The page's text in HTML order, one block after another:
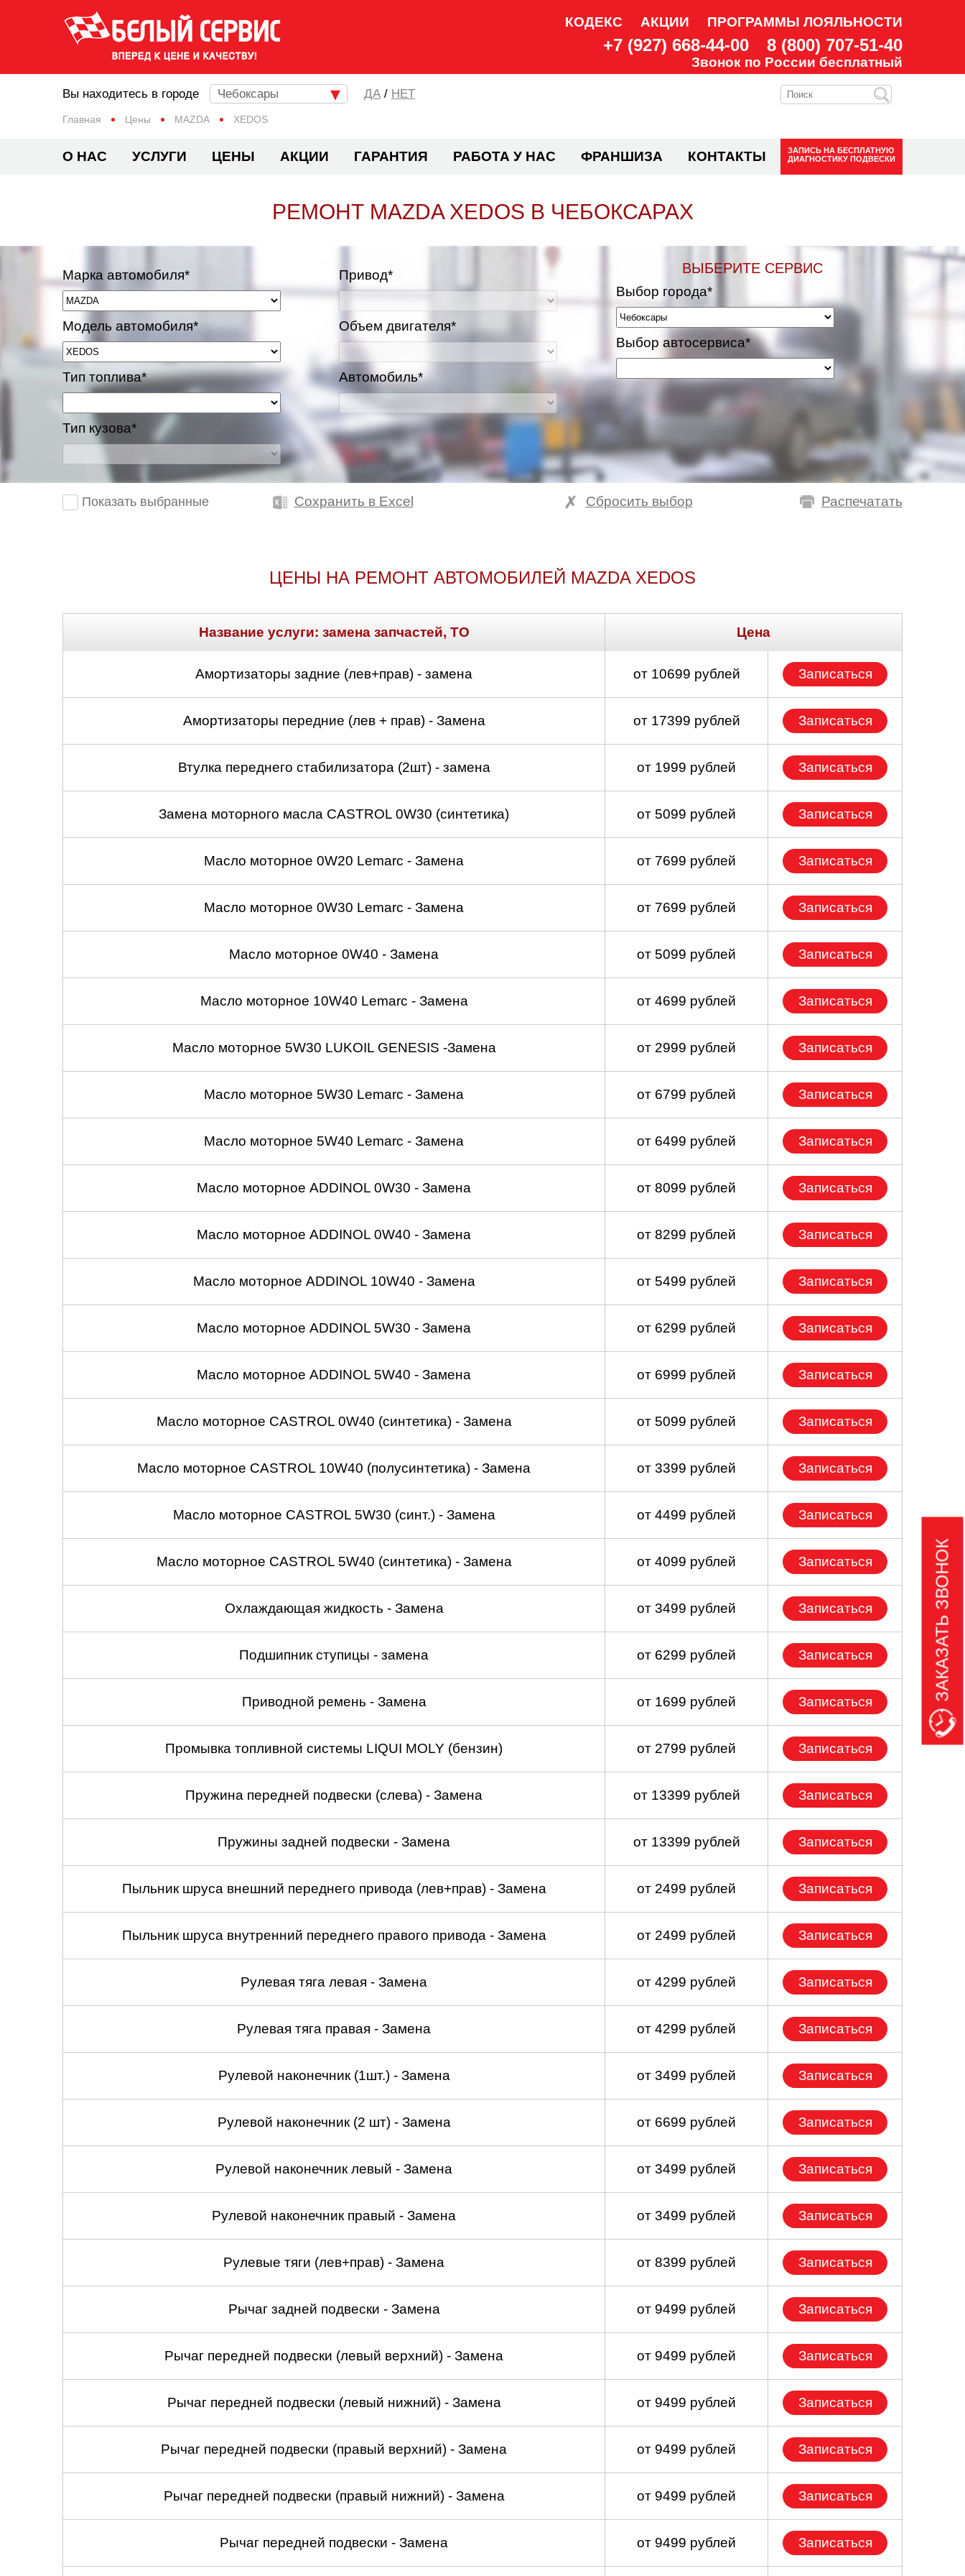
КОДЕКС АКЦИИ ПРОГРАММЫ ЛОЯЛЬНОСТИ
+7 (927) 668-44-00 8 (800) 707-51-40
Звонок по России бесплатный
Главная Цены MAZDA XEDOS
Вы находитесь в городе Чебоксары / НЕТ
О НАС УСЛУГИ ЦЕНЫ АКЦИИ ГАРАНТИЯ РАБОТА У НАС ФРАНШИЗА КОНТАКТЫ ЗАПИСЬ НА БЕСПЛАТНУЮ
ДИАГНОСТИКУ ПОДВЕСКИ
РЕМОНТ MAZDA XEDOS В ЧЕБОКСАРАХ
Марка автомобиля*
Модель автомобиля*
Тип топлива*
Тип кузова*
Привод*
Объем двигателя*
Автомобиль*
ВЫБЕРИТЕ СЕРВИС
Выбор города*
Выбор автосервиса*
Показать выбранные Сохранить в Excel Распечатать
Сбросить выбор
ЦЕНЫ НА РЕМОНТ АВТОМОБИЛЕЙ MAZDA XEDOS
Название услуги: замена запчастей, ТО Цена
Амортизаторы задние (лев+прав) - замена от 10699 рублей Записаться
Амортизаторы передние (лев + прав) - Замена от 17399 рублей Записаться
Втулка переднего стабилизатора (2шт) - замена от 1999 рублей Записаться
Замена моторного масла CASTROL 0W30 (синтетика) от 5099 рублей Записаться
Масло моторное 0W20 Lemarc - Замена от 7699 рублей Записаться
Масло моторное 0W30 Lemarc - Замена от 7699 рублей Записаться
Масло моторное 0W40 - Замена от 5099 рублей Записаться
Масло моторное 10W40 Lemarc - Замена от 4699 рублей Записаться
Масло моторное 5W30 LUKOIL GENESIS -Замена от 2999 рублей Записаться
Масло моторное 5W30 Lemarc - Замена от 6799 рублей Записаться
Масло моторное 5W40 Lemarc - Замена от 6499 рублей Записаться
Масло моторное ADDINOL 0W30 - Замена от 8099 рублей Записаться
Масло моторное ADDINOL 0W40 - Замена от 8299 рублей Записаться
Масло моторное ADDINOL 10W40 - Замена от 5499 рублей Записаться
Масло моторное ADDINOL 5W30 - Замена от 6299 рублей Записаться
Масло моторное ADDINOL 5W40 - Замена от 6999 рублей Записаться
Масло моторное CASTROL 0W40 (синтетика) - Замена от 5099 рублей Записаться
Масло моторное CASTROL 10W40 (полусинтетика) - Замена от 3399 рублей Записаться
Масло моторное CASTROL 5W30 (синт.) - Замена от 4499 рублей Записаться
Масло моторное CASTROL 5W40 (синтетика) - Замена от 4099 рублей Записаться
Охлаждающая жидкость - Замена от 3499 рублей Записаться
Подшипник ступицы - замена от 6299 рублей Записаться
Приводной ремень - Замена от 1699 рублей Записаться
Промывка топливной системы LIQUI MOLY (бензин) от 2799 рублей Записаться
Пружина передней подвески (слева) - Замена от 13399 рублей Записаться
Пружины задней подвески - Замена от 13399 рублей Записаться
Пыльник шруса внешний переднего привода (лев+прав) - Замена от 2499 рублей Записаться
Пыльник шруса внутренний переднего правого привода - Замена от 2499 рублей Записаться
Рулевая тяга левая - Замена от 4299 рублей Записаться
Рулевая тяга правая - Замена от 4299 рублей Записаться
Рулевой наконечник (1шт.) - Замена от 3499 рублей Записаться
Рулевой наконечник (2 шт) - Замена от 6699 рублей Записаться
Рулевой наконечник левый - Замена от 3499 рублей Записаться
Рулевой наконечник правый - Замена от 3499 рублей Записаться
Рулевые тяги (лев+прав) - Замена от 8399 рублей Записаться
Рычаг задней подвески - Замена от 9499 рублей Записаться
Рычаг передней подвески (левый верхний) - Замена от 9499 рублей Записаться
Рычаг передней подвески (левый нижний) - Замена от 9499 рублей Записаться
Рычаг передней подвески (правый верхний) - Замена от 9499 рублей Записаться
Рычаг передней подвески (правый нижний) - Замена от 9499 рублей Записаться
Рычаг передней подвески - Замена от 9499 рублей Записаться
ЗАКАЗАТЬ ЗВОНОК